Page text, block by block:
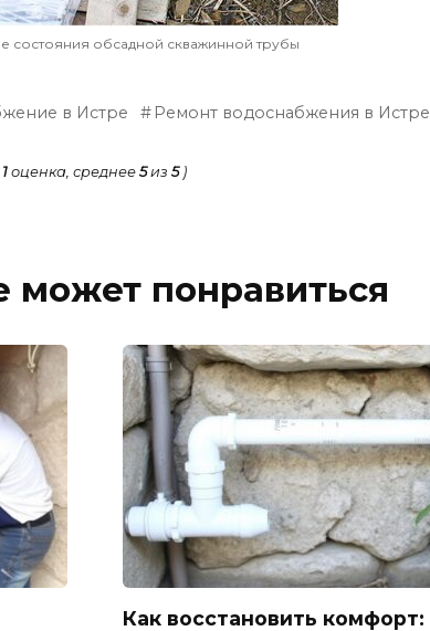
состояния обсадной скважинной трубы
в Истре Ремонт водоснабжения в Истре
1оценка, среднее 5из 5)
может понравиться
Как восстановить комфорт: